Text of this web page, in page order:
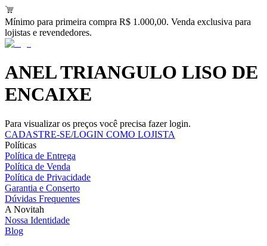
Mínimo para primeira compra R$ 1.000,00. Venda exclusiva para
lojistas e revendedores.
ANEL TRIANGULO LISO DE
ENCAIXE
Para visualizar os preços você precisa fazer login.
CADASTRE-SE/LOGIN COMO LOJISTA
Políticas
Política de Entrega
Política de Venda
Política de Privacidade
Garantia e Conserto
Dúvidas Frequentes
A Novitah
Nossa Identidade
Blog